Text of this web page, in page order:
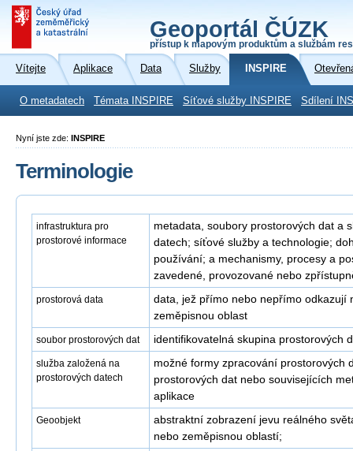
Geoportál ČÚZK
přístup k mapovým produktům a službám
Vítejte Aplikace Data Služby INSPIRE
O metadatech Témata INSPIRE Síťové služby INSPIRE Sdílení
Nyní jste zde: INSPIRE
Terminologie
infrastruktura pro
prostorové informace
metadata, soubory prostorových dat a
datech; síťové služby a technologie;
používání; a mechanismy, procesy a
zavedené, provozované nebo
prostorová data
data, jež přímo nebo nepřímo odkazují
zeměpisnou oblast
soubor prostorových dat identifikovatelná skupina prostorových
služba založená na
prostorových datech
možné formy zpracování prostorových
prostorových dat nebo souvisejících
aplikace
Geoobjekt
abstraktní zobrazení jevu reálného
nebo zeměpisnou oblastí;